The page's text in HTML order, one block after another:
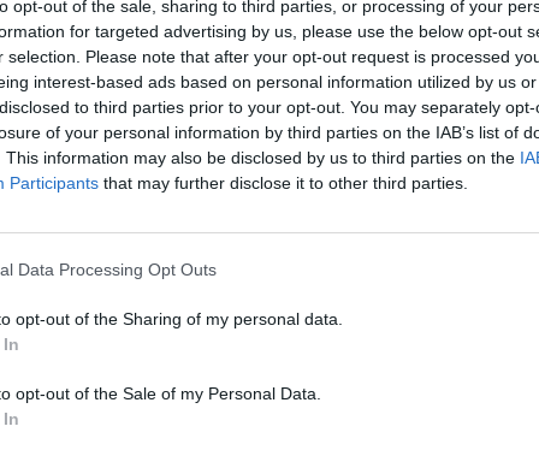
opt-out of the sale, sharing to third parties, or processing of your
for targeted advertising by us, please use the below opt-out
selection. Please note that after your opt-out request is processed
interest-based ads based on personal information utilized by us
to third parties prior to your opt-out. You may separately
of your personal information by third parties on the IAB’s list of
This information may also be disclosed by us to third parties on the
Participants that may further disclose it to other third parties.
Data Processing Opt Outs
opt-out of the Sharing of my personal data.
opt-out of the Sale of my Personal Data.